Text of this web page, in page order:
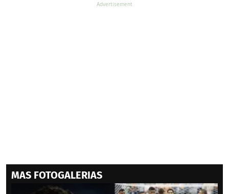
MAS FOTOGALERIAS